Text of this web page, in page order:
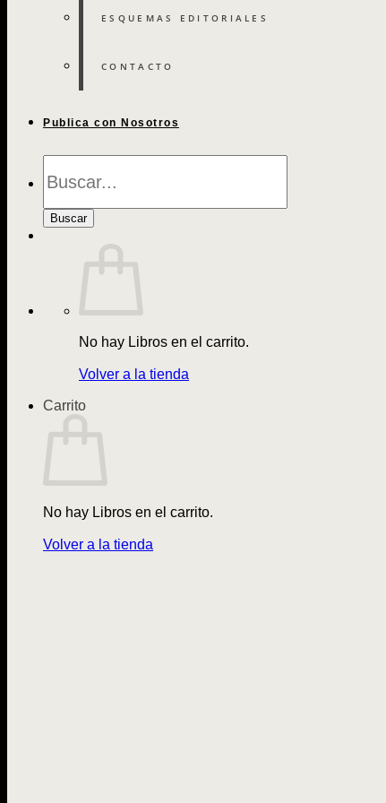
ESQUEMAS EDITORIALES
CONTACTO
Publica con Nosotros
de
Buscar
No hay Libros en el carrito.
Volver a la tienda
Carrito
No hay Libros en el carrito.
Volver a la tienda